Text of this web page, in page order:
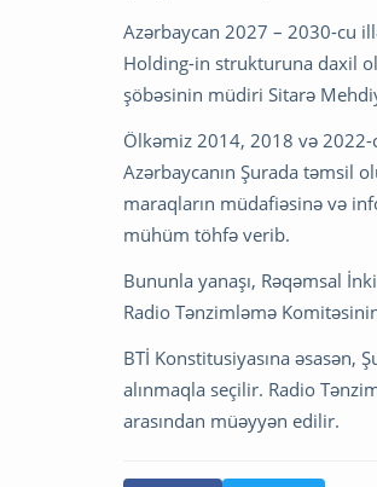
Azərbaycan 2027 – 2030-cu
Holding-in strukturuna daxil
şöbəsinin müdiri Sitarə
Ölkəmiz 2014, 2018 və
Azərbaycanın Şurada təmsil
maraqların müdafiəsinə və
mühüm töhfə verib.
Bununla yanaşı, Rəqəmsal
Radio Tənzimləmə
BTİ Konstitusiyasına əsasən,
alınmaqla seçilir. Radio
arasından müəyyən edilir.